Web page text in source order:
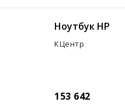
Ноутбук HP
КЦентр
153 642